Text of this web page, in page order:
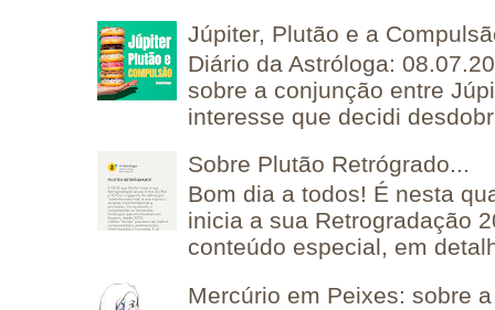
Júpiter, Plutão e a
Diário da Astróloga:
sobre a conjunção entre
interesse que decidi
Sobre Plutão Retrógrado...
Bom dia a todos! É nesta
inicia a sua Retrogradação
conteúdo especial, em
Mercúrio em Peixes: sobre